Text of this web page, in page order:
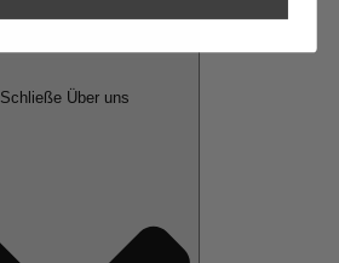
Schließe Über uns